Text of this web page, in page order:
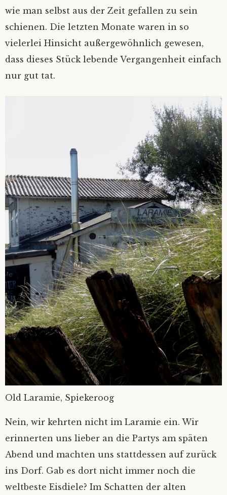
wie man selbst aus der Zeit gefallen zu sein
schienen. Die letzten Monate waren in so
vielerlei Hinsicht außergewöhnlich gewesen,
dass dieses Stück lebende Vergangenheit einfach
nur gut tat.
Old Laramie, Spiekeroog
Nein, wir kehrten nicht im Laramie ein. Wir
erinnerten uns lieber an die Partys am späten
Abend und machten uns stattdessen auf zurück
ins Dorf. Gab es dort nicht immer noch die
weltbeste Eisdiele? Im Schatten der alten